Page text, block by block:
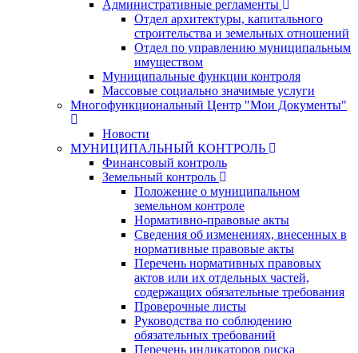
Административные регламенты
Отдел архитектуры, капитального
строительства и земельных отношений
Отдел по управлению муниципальным
имуществом
Муниципальные функции контроля
Массовые социально значимые услуги
Многофункциональный Центр "Мои Документы"
Новости
МУНИЦИПАЛЬНЫЙ КОНТРОЛЬ
Финансовый контроль
Земельный контроль
Положение о муниципальном
земельном контроле
Нормативно-правовые акты
Сведения об изменениях, внесенных в
нормативные правовые акты
Перечень нормативных правовых
актов или их отдельных частей,
содержащих обязательные требования
Проверочные листы
Руководства по соблюдению
обязательных требований
Перечень индикаторов риска